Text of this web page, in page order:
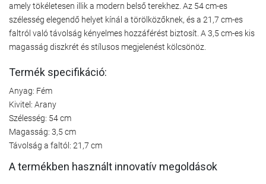
amely tökéletesen illik a modern belső terekhez. Az 54 cm-es
szélesség elegendő helyet kínál a törölközőknek, és a 21,7 cm-es
faltról való távolság kényelmes hozzáférést biztosít. A 3,5 cm-es kis
magasság diszkrét és stílusos megjelenést kölcsönöz.
Termék specifikáció:
Anyag: Fém
Kivitel: Arany
Szélesség: 54 cm
Magasság: 3,5 cm
Távolság a faltól: 21,7 cm
A termékben használt innovatív megoldások